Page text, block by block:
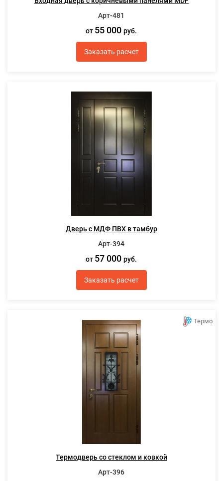
Арт-481
от 55 000руб.
Заказать расчет
Дверь с МДФ ПВХ в тамбур
Арт-394
от 57 000руб.
Заказать расчет
Термо
Термодверь со стеклом и ковкой
Арт-396